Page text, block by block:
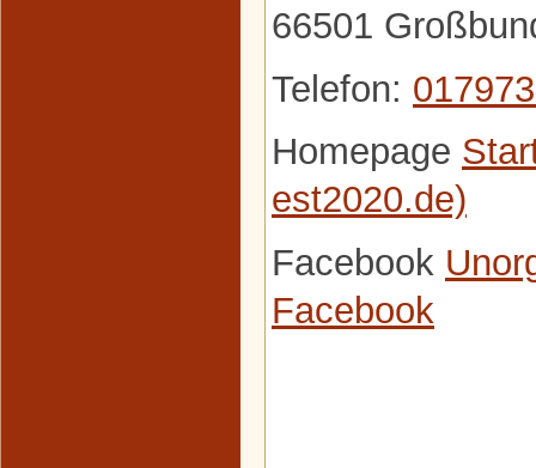
66501
Telefon:
Homepage
est2020.de)
Facebook
Facebook